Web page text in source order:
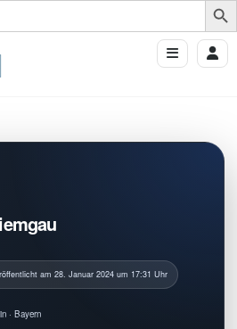
am 28. Januar 2024 um 17:31 Uhr
· Bayern